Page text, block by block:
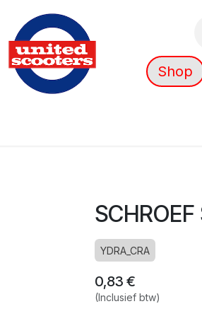
Shop
YDRA_CRA
0,83 €
(Inclusief btw)